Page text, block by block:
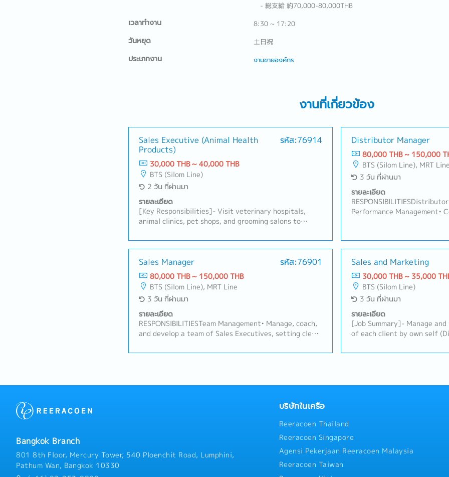
- 総支給 約70,000-80,000THB
เวลาทำงาน 8:30 ~ 17:20
วันหยุด 土日祝
ประเภทงาน งานขายองค์กร
งานที่เกี่ยวข้อง
Sales Executive (Animal Health
Products)
รหัส:76914
30,000 THB ~ 40,000 THB
BTS (Silom Line)
2 วัน ที่ผ่านมา
รายละเอียด
[Key Responsibilities]- Visit veterinary hospitals,
animal clinics, pet shops, and grooming salons to
maintain strong relationships with existing customers
while identifying new business opportunities.- Present
product information and recommend suitable solutions
based on customer needs.- Conduct regular customer
visits primarily within the Bangkok metropolitan
area.- Participate in meetings at the Bangkok
headquarters with management and internal teams.-
Monitor customer feedback, market trends, and
competitor activities.- Prepare sales reports and
maintain accurate records of customer visits.-
working independently in the field.- Coordinate with
Distributor Manager
80,000 THB ~ 150,000
BTS (Silom Line), MRT
3 วัน ที่ผ่านมา
รายละเอียด
Performance Management•
out, stock levels, and target
and evaluate each
against agreed targets
distribution, coverage).•
identify trends, risks (e.g.,
overstock, out-of-stock),
and implement action
address underperformance
opportunities.Sales Plan &
Assess when existing sales
mechanics, incentive
based on
main point of contact for
Sales Manager รหัส:76901
80,000 THB ~ 150,000 THB
BTS (Silom Line), MRT Line
3 วัน ที่ผ่านมา
รายละเอียด
RESPONSIBILITIESTeam Management• Manage, coach,
and develop a team of Sales Executives, setting clear
Conduct regular team meetings, field coaching visits,
Sales• Plan and oversee area/territory coverage
distribution and secondary sales.• Lead coordination
planning and joint store calls.• Build and maintain
relationships with store owners/managers to
Modern Trade (Key Account Management)• Manage
the end-to-end relationship with local Modern Trade
partners (e.g., regional supermarket and pet chains,
Sales and Marketing
30,000 THB ~ 35,000
BTS (Silom Line)
3 วัน ที่ผ่านมา
รายละเอียด
[Job Summary]- Manage
of each client by own self
and increasing sales volume
customers relationship with
Bangkok Branch
801 8th Floor, Mercury Tower, 540 Ploenchit Road, Lumphini,
Pathum Wan, Bangkok 10330
บริษัทในเครือ
Reeracoen Thailand
Reeracoen Singapore
Agensi Pekerjaan Reeracoen Malaysia
Reeracoen Taiwan